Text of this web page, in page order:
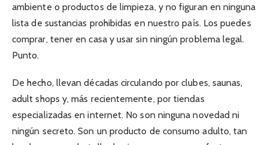
ambiente o productos de limpieza, y no figuran en ninguna
lista de sustancias prohibidas en nuestro país. Los puedes
comprar, tener en casa y usar sin ningún problema legal.
Punto.
De hecho, llevan décadas circulando por clubes, saunas,
adult shops y, más recientemente, por tiendas
especializadas en internet. No son ninguna novedad ni
ningún secreto. Son un producto de consumo adulto, tan